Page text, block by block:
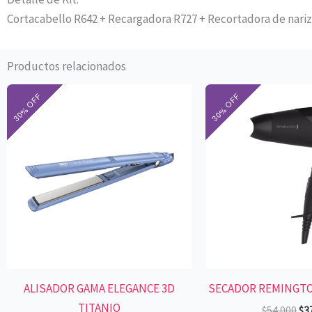
Cortacabello R642 + Recargadora R727 + Recortadora de
Productos relacionados
ALISADOR GAMA ELEGANCE 3D
TITANIO
SECADOR